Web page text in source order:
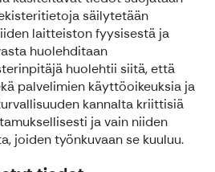
säilytetään
laitteiston fyysisestä ja
huolehditaan
huolehtii siitä, että
palvelimien käyttöoikeuksia ja
kannalta kriittisiä
ja vain niiden
joiden työnkuvaan se kuuluu.